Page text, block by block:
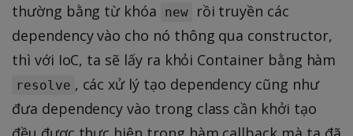
thường bằng từ khóa
new
rồi truyền các
dependency vào cho nó thông qua constructor,
thì với IoC, ta sẽ lấy ra khỏi Container bằng hàm
resolve , các xử lý tạo dependency cũng như
đưa dependency vào trong class cần khởi tạo